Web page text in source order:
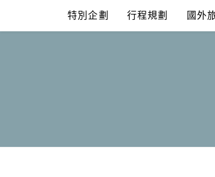
content
特別企劃 行程規劃 國外